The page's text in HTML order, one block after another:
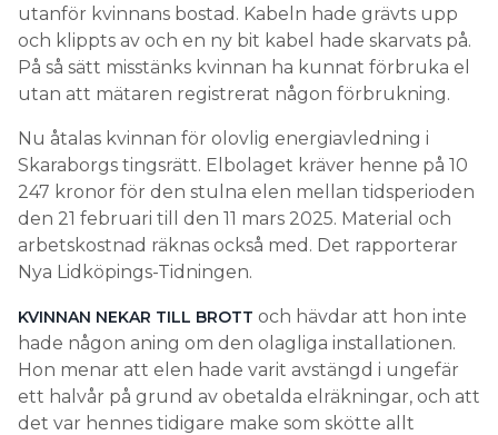
utanför kvinnans bostad. Kabeln hade grävts upp
och klippts av och en ny bit kabel hade skarvats på.
På så sätt misstänks kvinnan ha kunnat förbruka el
utan att mätaren registrerat någon förbrukning.
Nu åtalas kvinnan för olovlig energiavledning i
Skaraborgs tingsrätt. Elbolaget kräver henne på 10
247 kronor för den stulna elen mellan tidsperioden
den 21 februari till den 11 mars 2025. Material och
arbetskostnad räknas också med. Det rapporterar
Nya Lidköpings-Tidningen.
KVINNAN NEKAR TILL BROTT och hävdar att hon inte
hade någon aning om den olagliga installationen.
Hon menar att elen hade varit avstängd i ungefär
ett halvår på grund av obetalda elräkningar, och att
det var hennes tidigare make som skötte allt